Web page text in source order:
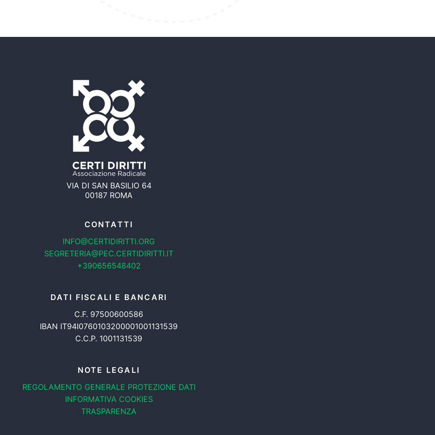
VIA DI SAN BASILIO 64
00187 ROMA
CONTATTI
INFO@CERTIDIRITTI.ORG
SEGRETERIA@PEC.CERTIDIRITTI.IT
+390656548402
DATI FISCALI E BANCARI
C.F. 97500600586
IBAN IT94I0760103200001001131539
C.C.P. 1001131539
NOTE LEGALI
REGOLAMENTO GENERALE PROTEZIONE DATI
INFORMATIVA COOKIES
TRASPARENZA